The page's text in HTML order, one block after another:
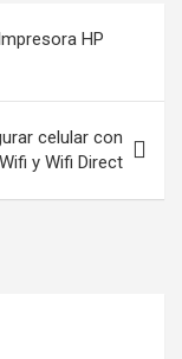
HP
celular con
Wifi y Wifi Direct